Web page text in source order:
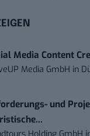
Media Content
Media GmbH in
und